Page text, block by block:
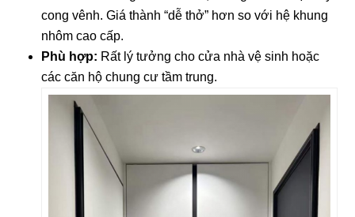
cong vênh. Giá thành “dễ thở” hơn so với hệ khung
nhôm cao cấp.
Phù hợp: Rất lý tưởng cho cửa nhà vệ sinh hoặc
các căn hộ chung cư tầm trung.